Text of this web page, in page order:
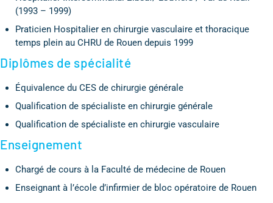
(1993 – 1999)
Praticien Hospitalier en chirurgie vasculaire et thoracique
temps plein au CHRU de Rouen depuis 1999
Diplômes de spécialité
Équivalence du CES de chirurgie générale
Qualification de spécialiste en chirurgie générale
Qualification de spécialiste en chirurgie vasculaire
Enseignement
Chargé de cours à la Faculté de médecine de Rouen
Enseignant à l’école d’infirmier de bloc opératoire de Rouen